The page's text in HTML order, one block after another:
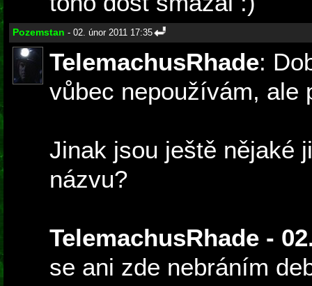
Pozemstan - 02. únor 2011 17:35
TelemachusRhade:
vůbec nepoužívám, ale
Jinak jsou ještě nějaké
názvu?
TelemachusRhade -
se ani zde nebráním